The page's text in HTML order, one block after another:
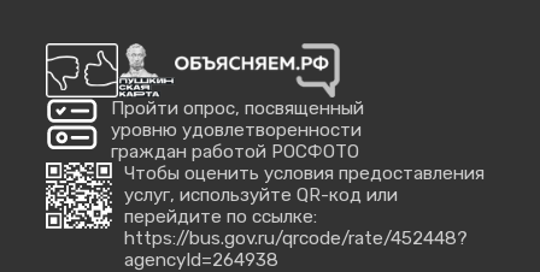
Пройти опрос, посвященный
уровню удовлетворенности
граждан работой РОСФОТО
Чтобы оценить условия предоставления
услуг, используйте QR-код или
перейдите по ссылке:
https://bus.gov.ru/qrcode/rate/452448?
agencyId=264938